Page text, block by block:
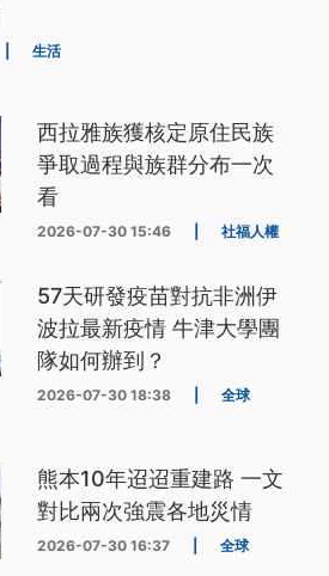
生活
西拉雅族獲核定原住民族
爭取過程與族群分布一次
看
2026-07-30 15:46 社福人權
57天研發疫苗對抗非洲伊
波拉最新疫情 牛津大學團
隊如何辦到？
2026-07-30 18:38 全球
熊本10年迢迢重建路 一文
對比兩次強震各地災情
2026-07-30 16:37 全球